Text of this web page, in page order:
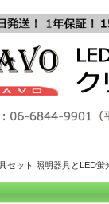
セット 照明器具とLED蛍